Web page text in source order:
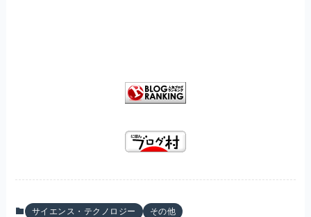
サイエンス・テクノロジー
その他